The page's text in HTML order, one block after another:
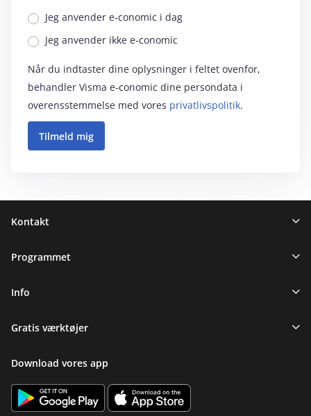
Jeg anvender e‑conomic i dag
Jeg anvender ikke e‑conomic
Når du indtaster dine oplysninger i feltet ovenfor,
behandler Visma e‑conomic dine persondata i
overensstemmelse med vores privatlivspolitik.
Sidefod
Kontakt
Programmet
Info
Gratis værktøjer
Download vores app